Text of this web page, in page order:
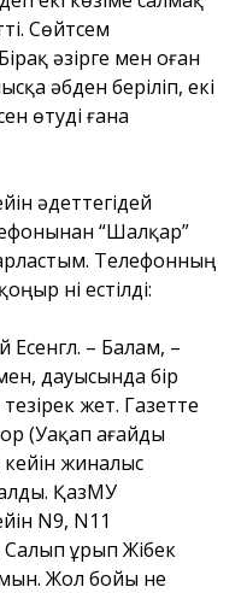
Сөйтсем
әзірге мен оған
әбден беріліп, екі
өтуді ғана
әдеттегідей
“Шалқар”
Телефонның
үні естілді:
– Балам, –
дауысында бір
жет. Газетте
(Уақап ағайды
жиналыс
ҚазМУ
N9, N11
ұрып Жібек
Жол бойы не